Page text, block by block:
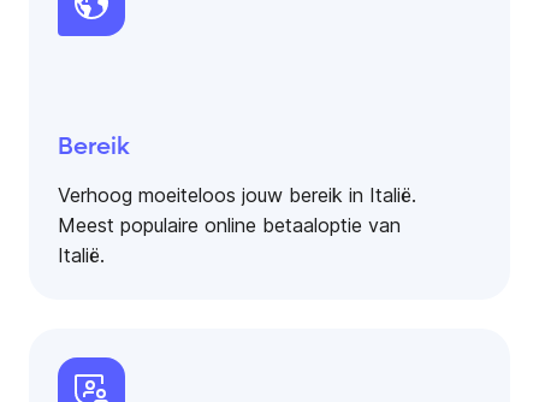
Bereik
Verhoog moeiteloos jouw bereik in Italië.
Meest populaire online betaaloptie van
Italië.